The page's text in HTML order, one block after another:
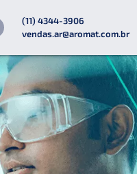
(11) 4344-3906
vendas.ar@aromat.com.br